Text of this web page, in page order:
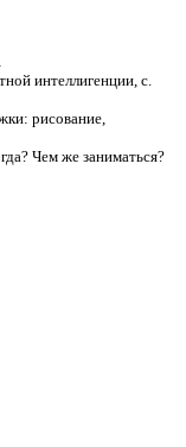
интеллигенции, с.
рисование,
Чем же заниматься?